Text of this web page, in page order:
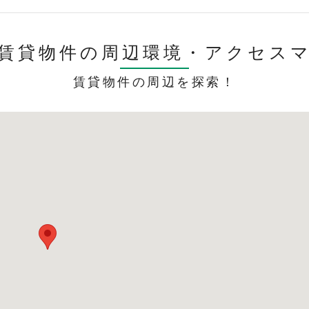
貸物件の周辺環境・ アクセス
賃貸物件の周辺を探索！